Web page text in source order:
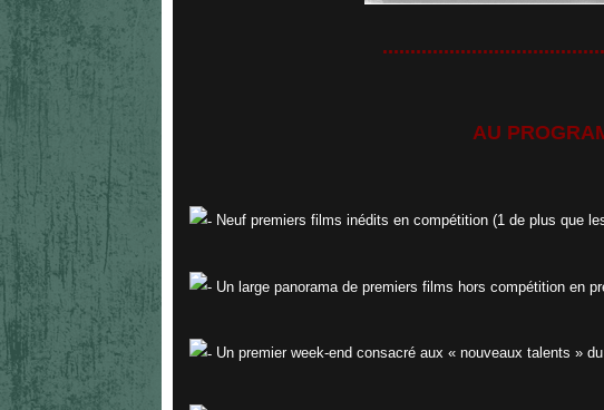
AU
Neuf premiers films inédits en compétition (1 de plus que
Un large panorama de premiers films hors compétition en
Un premier week-end consacré aux « nouveaux talents »